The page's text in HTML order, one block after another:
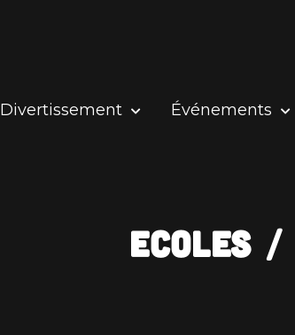
Divertissement Événements
Ecoles